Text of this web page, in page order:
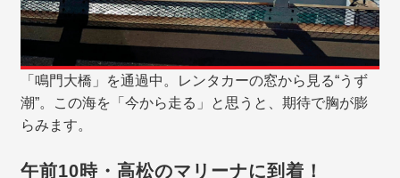
「鳴門大橋」を通過中。レンタカーの窓から見る“うず
潮”。この海を「今から走る」と思うと、期待で胸が膨
らみます。
午前10時・高松のマリーナに到着！